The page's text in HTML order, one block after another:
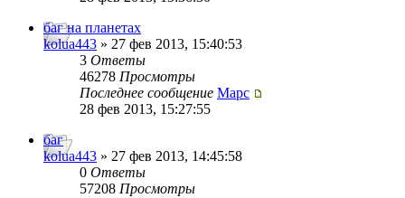
баг на планетах
kolua443 » 27 фев 2013, 15:40:53
3 Ответы
46278 Просмотры
Последнее сообщение Mapc
28 фев 2013, 15:27:55
баг
kolua443 » 27 фев 2013, 14:45:58
0 Ответы
57208 Просмотры